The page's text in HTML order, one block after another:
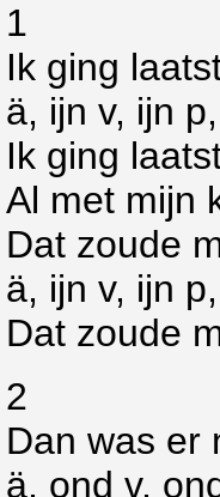
1
Ik ging
ä, ijn v, ijn
Ik ging
Al met mijn
Dat zoude
ä, ijn v, ijn
Dat zoude
2
Dan was er
ä, ond v,